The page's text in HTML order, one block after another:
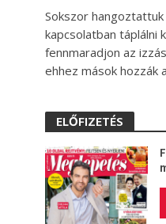
Sokszor
kapcsolatban táplálni
fennmaradjon az
ehhez mások hozzák
ELŐFIZETÉS